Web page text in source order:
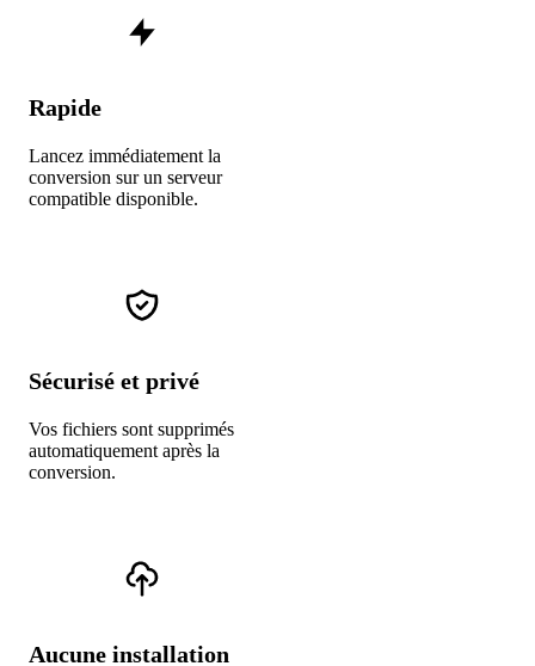
Rapide
Lancez immédiatement la
conversion sur un serveur
compatible disponible.
Sécurisé et privé
Vos fichiers sont supprimés
automatiquement après la
conversion.
Aucune installation